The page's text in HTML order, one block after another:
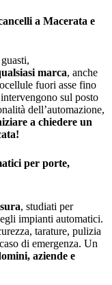
a Macerata e
marca, anche
fuori asse fino
sul posto
dell’automazione,
a chiedere un
per porte,
, studiati per
impianti automatici.
tarature, pulizia
di emergenza. Un
aziende e